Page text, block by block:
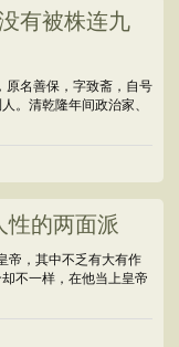
有被株连九
原名善保，字致斋，自号
。清乾隆年间政治家、
性的两面派
帝，其中不乏有大有作
不一样，在他当上皇帝